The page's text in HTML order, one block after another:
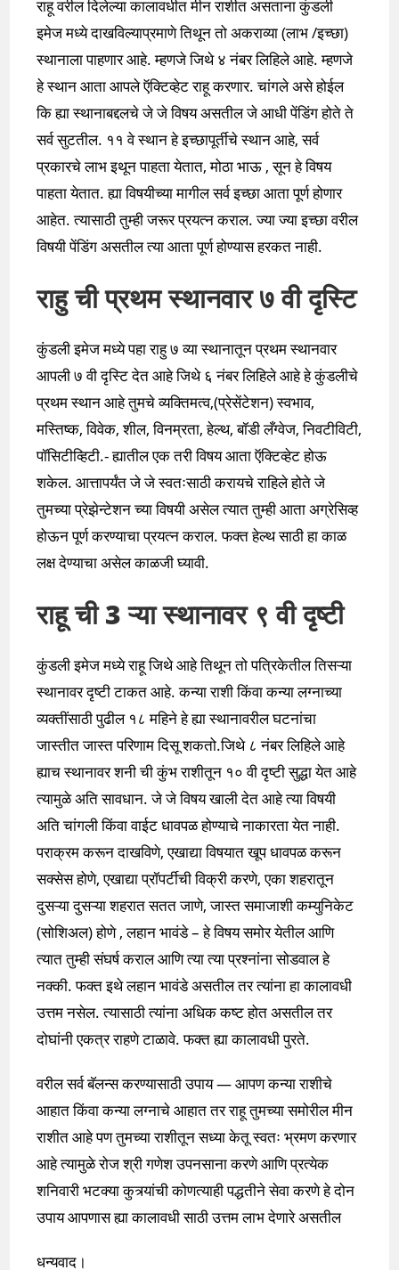
राहू वरील दिलेल्या कालावधीत मीन राशीत असताना कुंडली
इमेज मध्ये दाखविल्याप्रमाणे तिथून तो अकराव्या (लाभ /इच्छा)
स्थानाला पाहणार आहे. म्हणजे जिथे ४ नंबर लिहिले आहे. म्हणजे
हे स्थान आता आपले ऍक्टिव्हेट राहू करणार. चांगले असे होईल
कि ह्या स्थानाबद्दलचे जे जे विषय असतील जे आधी पेंडिंग होते ते
सर्व सुटतील. ११ वे स्थान हे इच्छापूर्तीचे स्थान आहे, सर्व
प्रकारचे लाभ इथून पाहता येतात, मोठा भाऊ , सून हे विषय
पाहता येतात. ह्या विषयीच्या मागील सर्व इच्छा आता पूर्ण होणार
आहेत. त्यासाठी तुम्ही जरूर प्रयत्न कराल. ज्या ज्या इच्छा वरील
विषयी पेंडिंग असतील त्या आता पूर्ण होण्यास हरकत नाही.
राहु ची प्रथम स्थानवार ७ वी दृस्टि
कुंडली इमेज मध्ये पहा राहु ७ व्या स्थानातून प्रथम स्थानवार
आपली ७ वी दृस्टि देत आहे जिथे ६ नंबर लिहिले आहे हे कुंडलीचे
प्रथम स्थान आहे तुमचे व्यक्तिमत्व,(प्रेसेंटेशन) स्वभाव,
मस्तिष्क, विवेक, शील, विनम्रता, हेल्थ, बॉडी लँग्वेज, निवटीविटी,
पॉसिटीव्हिटी.- ह्यातील एक तरी विषय आता ऍक्टिव्हेट होऊ
शकेल. आत्तापर्यंत जे जे स्वतःसाठी करायचे राहिले होते जे
तुमच्या प्रेझेन्टेशन च्या विषयी असेल त्यात तुम्ही आता अग्रेसिव्ह
होऊन पूर्ण करण्याचा प्रयत्न कराल. फक्त हेल्थ साठी हा काळ
लक्ष देण्याचा असेल काळजी घ्यावी.
राहू ची 3 ऱ्या स्थानावर ९ वी दृष्टी
कुंडली इमेज मध्ये राहू जिथे आहे तिथून तो पत्रिकेतील तिसऱ्या
स्थानावर दृष्टी टाकत आहे. कन्या राशी किंवा कन्या लग्नाच्या
व्यक्तींसाठी पुढील १८ महिने हे ह्या स्थानावरील घटनांचा
जास्तीत जास्त परिणाम दिसू शकतो.जिथे ८ नंबर लिहिले आहे
ह्याच स्थानावर शनी ची कुंभ राशीतून १० वी दृष्टी सुद्धा येत आहे
त्यामुळे अति सावधान. जे जे विषय खाली देत आहे त्या विषयी
अति चांगली किंवा वाईट धावपळ होण्याचे नाकारता येत नाही.
पराक्रम करून दाखविणे, एखाद्या विषयात खूप धावपळ करून
सक्सेस होणे, एखाद्या प्रॉपर्टीची विक्री करणे, एका शहरातून
दुसऱ्या दुसऱ्या शहरात सतत जाणे, जास्त समाजाशी कम्युनिकेट
(सोशिअल) होणे , लहान भावंडे – हे विषय समोर येतील आणि
त्यात तुम्ही संघर्ष कराल आणि त्या त्या प्रश्नांना सोडवाल हे
नक्की. फक्त इथे लहान भावंडे असतील तर त्यांना हा कालावधी
उत्तम नसेल. त्यासाठी त्यांना अधिक कष्ट होत असतील तर
दोघांनी एकत्र राहणे टाळावे. फक्त ह्या कालावधी पुरते.
वरील सर्व बॅलन्स करण्यासाठी उपाय — आपण कन्या राशीचे
आहात किंवा कन्या लग्नाचे आहात तर राहू तुमच्या समोरील मीन
राशीत आहे पण तुमच्या राशीतून सध्या केतू स्वतः भ्रमण करणार
आहे त्यामुळे रोज श्री गणेश उपनसाना करणे आणि प्रत्येक
शनिवारी भटक्या कुत्र्यांची कोणत्याही पद्धतीने सेवा करणे हे दोन
उपाय आपणास ह्या कालावधी साठी उत्तम लाभ देणारे असतील
धन्यवाद।